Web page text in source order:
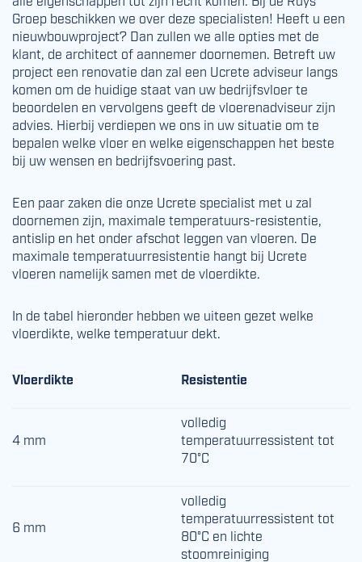
Groep beschikken we over deze specialisten! Heeft u een
nieuwbouwproject? Dan zullen we alle opties met de
klant, de architect of aannemer doornemen. Betreft uw
project een renovatie dan zal een Ucrete adviseur langs
komen om de huidige staat van uw bedrijfsvloer te
beoordelen en vervolgens geeft de vloerenadviseur zijn
advies. Hierbij verdiepen we ons in uw situatie om te
bepalen welke vloer en welke eigenschappen het beste
bij uw wensen en bedrijfsvoering past.
Een paar zaken die onze Ucrete specialist met u zal
doornemen zijn, maximale temperatuurs-resistentie,
antislip en het onder afschot leggen van vloeren. De
maximale temperatuurresistentie hangt bij Ucrete
vloeren namelijk samen met de vloerdikte.
In de tabel hieronder hebben we uiteen gezet welke
vloerdikte, welke temperatuur dekt.
Vloerdikte Resistentie
4 mm
volledig
temperatuurressistent tot
70°C
6 mm
volledig
temperatuurressistent tot
80°C en lichte
stoomreiniging